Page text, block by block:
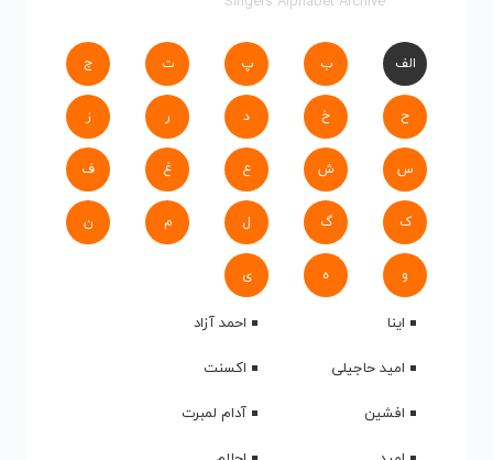
الف ب پ ت ج
ح خ د ر ز
س ش ع غ ف
ک گ ل م ن
و ه ی
اینا
احمد آزاد
امید حاجیلی
اکسنت
افشین
آدام لمبرت